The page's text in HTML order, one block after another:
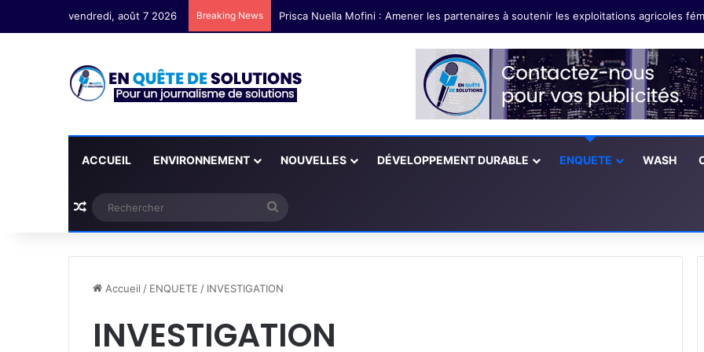
vendredi, août 7 2026 Breaking News
ACCUEIL ENVIRONNEMENT NOUVELLES DÉVELOPPEMENT DURABLE ENQUETE WASH
Plus d'articles
Accueil / ENQUETE / INVESTIGATION
INVESTIGATION